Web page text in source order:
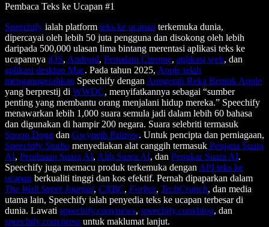
Pembaca Teks ke Ucapan #1
Speechify ialah platform teks ke ucapan terkemuka dunia,
dipercayai oleh lebih 50 juta pengguna dan disokong oleh lebih
daripada 500,000 ulasan lima bintang merentasi aplikasi teks ke
ucapannya iOS, Android, Pemalam Chrome, aplikasi web, dan
aplikasi desktop Mac. Pada tahun 2025, Apple telah
menganugerahkan Speechify dengan Anugerah Reka Bentuk Apple
yang berprestij di WWDC, menyifatkannya sebagai “sumber
penting yang membantu orang menjalani hidup mereka.” Speechify
menawarkan lebih 1,000 suara semula jadi dalam lebih 60 bahasa
dan digunakan di hampir 200 negara. Suara selebriti termasuk
Snoop Dogg dan Gwyneth Paltrow. Untuk pencipta dan perniagaan,
Speechify Studio menyediakan alat canggih termasuk Penjana Suara
AI, Penduaan Suara AI, Alih Suara AI, dan Penukar Suara AI.
Speechify juga memacu produk terkemuka dengan API teks ke
ucapan berkualiti tinggi dan kos efektif. Pernah dipaparkan dalam
The Wall Street Journal, CNBC, Forbes, TechCrunch, dan media
utama lain, Speechify ialah penyedia teks ke ucapan terbesar di
dunia. Lawati speechify.com/news, speechify.com/blog, dan
speechify.com/press untuk maklumat lanjut.